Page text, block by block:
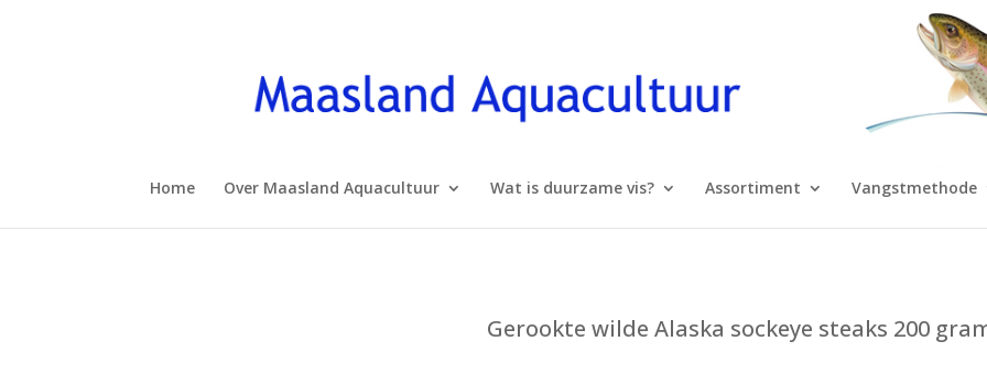
Home Over Maasland Aquacultuur Wat is duurzame vis? Assortiment Vangstmethode
Gerookte wilde Alaska sockeye steaks 200